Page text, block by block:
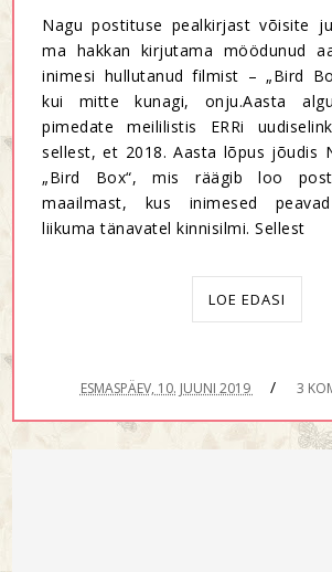
Nagu postituse pealkirjast võisite
ma hakkan kirjutama möödunud
inimesi hullutanud filmist – „Bird
kui mitte kunagi, onju.Aasta
pimedate meililistis ERRi
sellest, et 2018. Aasta lõpus jõudis
„Bird Box“, mis räägib loo
maailmast, kus inimesed
liikuma tänavatel kinnisilmi. Sellest
LOE EDASI
ESMASPÄEV, 10. JUUNI 2019 / 3